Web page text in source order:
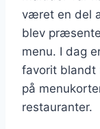
været en del
blev
menu. I dag
favorit blandt
på
restauranter.